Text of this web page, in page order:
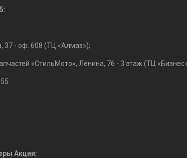
37 - оф. 608 (ТЦ «Алмаз»);
«СтильМото», Ленина, 76 - 3 этаж (ТЦ «Бизнес
Акции: